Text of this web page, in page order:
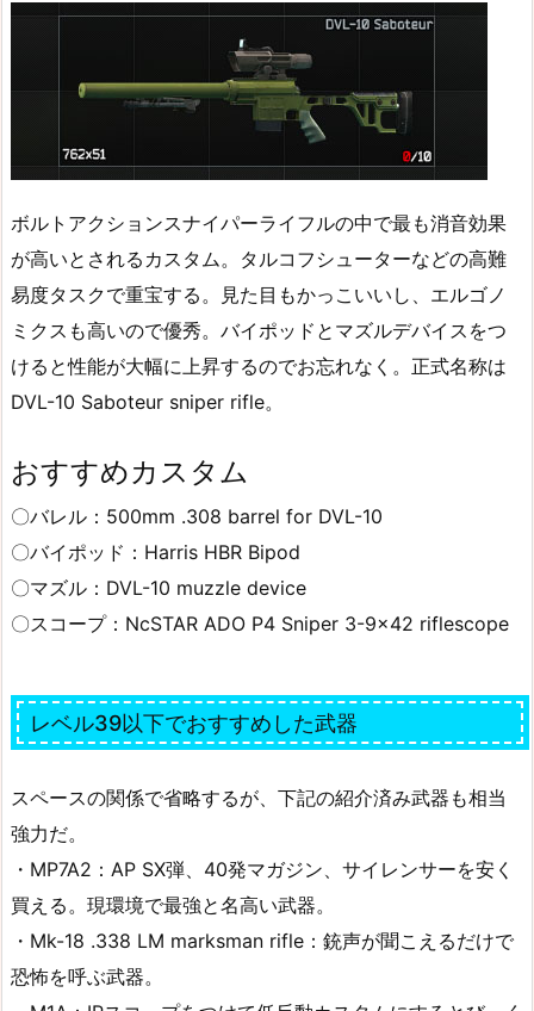
ボルトアクションスナイパーライフルの中で最も消音効果
が高いとされるカスタム。タルコフシューターなどの高難
易度タスクで重宝する。見た目もかっこいいし、エルゴノ
ミクスも高いので優秀。バイポッドとマズルデバイスをつ
けると性能が大幅に上昇するのでお忘れなく。正式名称は
DVL-10 Saboteur sniper rifle。
おすすめカスタム
〇バレル：500mm .308 barrel for DVL-10
〇バイポッド：Harris HBR Bipod
〇マズル：DVL-10 muzzle device
〇スコープ：NcSTAR ADO P4 Sniper 3-9×42 riflescope
レベル39以下でおすすめした武器
スペースの関係で省略するが、下記の紹介済み武器も相当
強力だ。
・MP7A2：AP SX弾、40発マガジン、サイレンサーを安く
買える。現環境で最強と名高い武器。
・Mk-18 .338 LM marksman rifle：銃声が聞こえるだけで
恐怖を呼ぶ武器。